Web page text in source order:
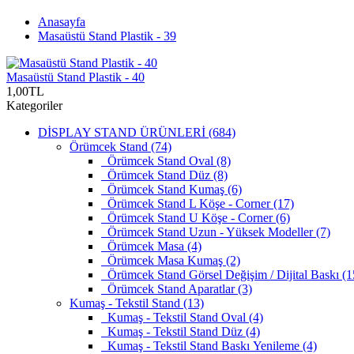
Anasayfa
Masaüstü Stand Plastik - 39
Masaüstü Stand Plastik - 40
1,00TL
Kategoriler
DİSPLAY STAND ÜRÜNLERİ (684)
Örümcek Stand (74)
Örümcek Stand Oval (8)
Örümcek Stand Düz (8)
Örümcek Stand Kumaş (6)
Örümcek Stand L Köşe - Corner (17)
Örümcek Stand U Köşe - Corner (6)
Örümcek Stand Uzun - Yüksek Modeller (7)
Örümcek Masa (4)
Örümcek Masa Kumaş (2)
Örümcek Stand Görsel Değişim / Dijital Baskı
Örümcek Stand Aparatlar (3)
Kumaş - Tekstil Stand (13)
Kumaş - Tekstil Stand Oval (4)
Kumaş - Tekstil Stand Düz (4)
Kumaş - Tekstil Stand Baskı Yenileme (4)